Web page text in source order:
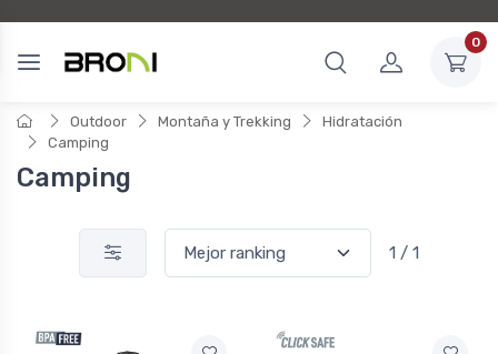
0
Outdoor Montaña y Trekking
Hidratación
Camping
Camping
1 / 1